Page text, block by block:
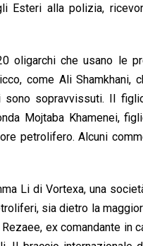
Esteri alla polizia,
oligarchi che usano le
come Ali Shamkhani,
sopravvissuti. Il
Mojtaba Khamenei,
petrolifero. Alcuni
Li di Vortexa, una
sia dietro la
ex comandante in